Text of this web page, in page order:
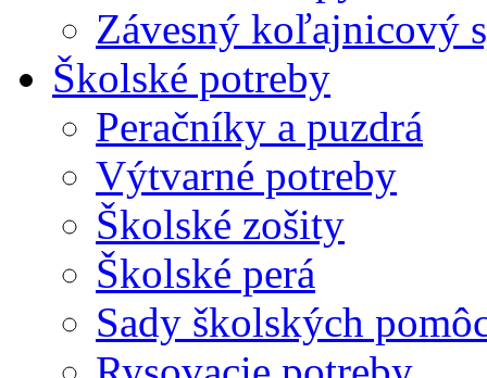
Závesný koľajnicový
Školské potreby
Peračníky a puzdrá
Výtvarné potreby
Školské zošity
Školské perá
Sady školských